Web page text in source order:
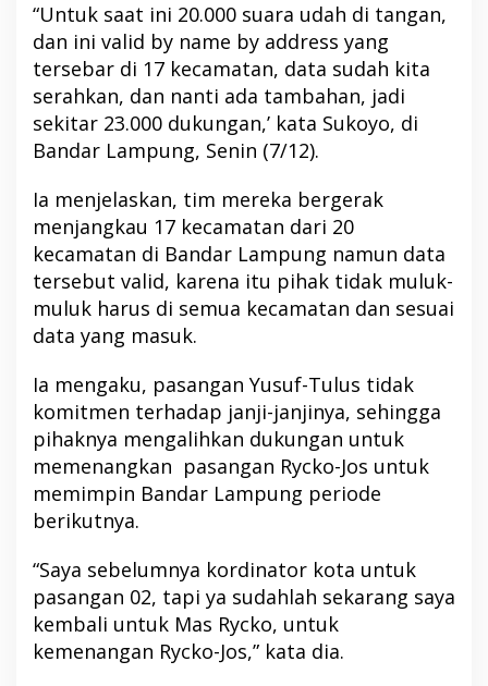
“Untuk saat ini 20.000 suara udah di tangan,
dan ini valid by name by address yang
tersebar di 17 kecamatan, data sudah kita
serahkan, dan nanti ada tambahan, jadi
sekitar 23.000 dukungan,’ kata Sukoyo, di
Bandar Lampung, Senin (7/12).
Ia menjelaskan, tim mereka bergerak
menjangkau 17 kecamatan dari 20
kecamatan di Bandar Lampung namun data
tersebut valid, karena itu pihak tidak muluk-
muluk harus di semua kecamatan dan sesuai
data yang masuk.
Ia mengaku, pasangan Yusuf-Tulus tidak
komitmen terhadap janji-janjinya, sehingga
pihaknya mengalihkan dukungan untuk
memenangkan pasangan Rycko-Jos untuk
memimpin Bandar Lampung periode
berikutnya.
“Saya sebelumnya kordinator kota untuk
pasangan 02, tapi ya sudahlah sekarang saya
kembali untuk Mas Rycko, untuk
kemenangan Rycko-Jos,” kata dia.